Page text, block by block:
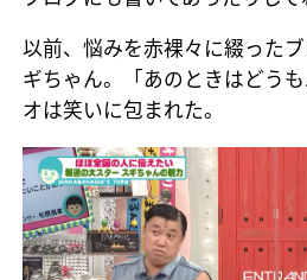
以前、悩みを赤裸々に綴った
ギちゃん。「あのときはどう
オは笑いに包まれた。